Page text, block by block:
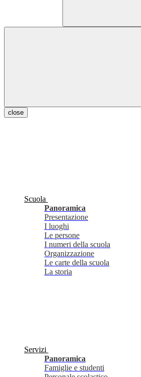
close
Scuola
Panoramica
Presentazione
I luoghi
Le persone
I numeri della scuola
Organizzazione
Le carte della scuola
La storia
Servizi
Panoramica
Famiglie e studenti